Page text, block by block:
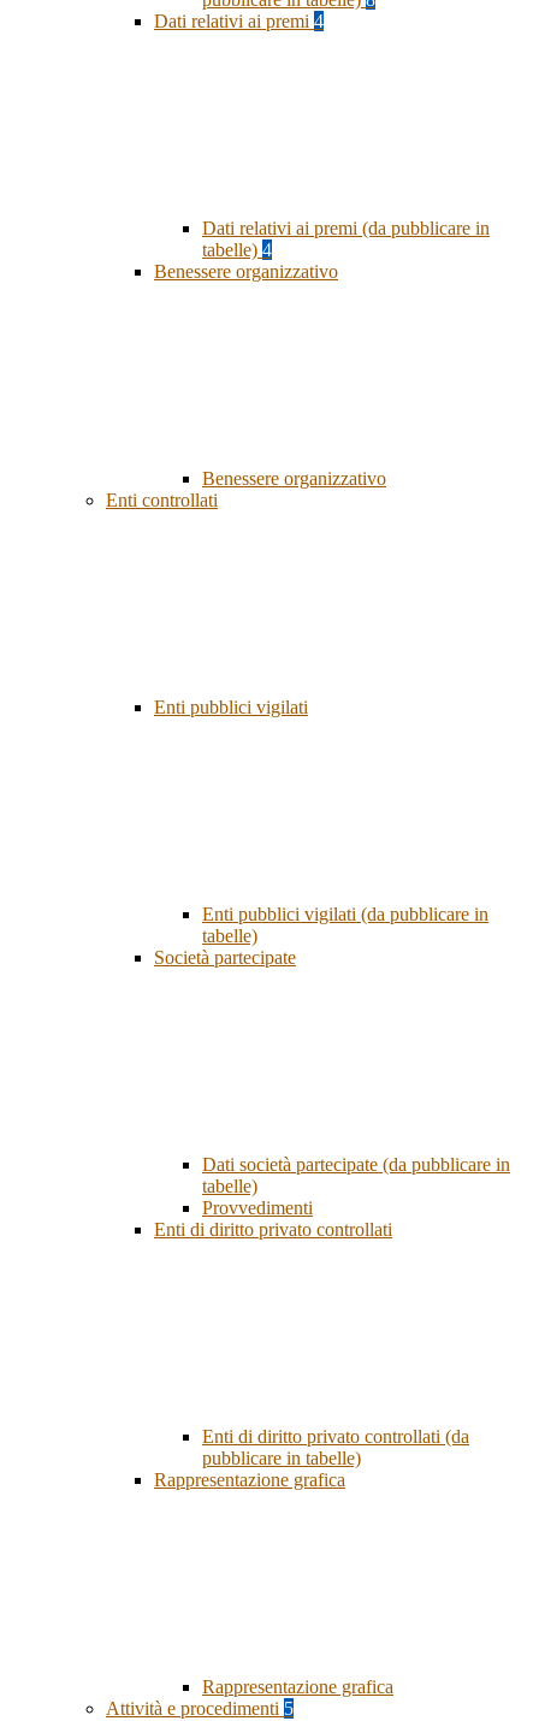
Dati relativi ai premi 4
Dati relativi ai premi (da pubblicare in
tabelle) 4
Benessere organizzativo
Benessere organizzativo
Enti controllati
Enti pubblici vigilati
Enti pubblici vigilati (da pubblicare in
tabelle)
Società partecipate
Dati società partecipate (da pubblicare in
tabelle)
Provvedimenti
Enti di diritto privato controllati
Enti di diritto privato controllati (da
pubblicare in tabelle)
Rappresentazione grafica
Rappresentazione grafica
Attività e procedimenti 5